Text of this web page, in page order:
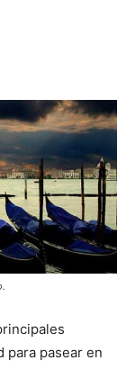
para pasear en